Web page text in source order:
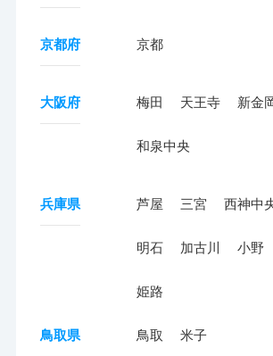
京都府 京都
大阪府 梅田 天王寺 新金
和泉中央
兵庫県 芦屋 三宮 西神中
明石 加古川 小野
姫路
鳥取県 鳥取 米子